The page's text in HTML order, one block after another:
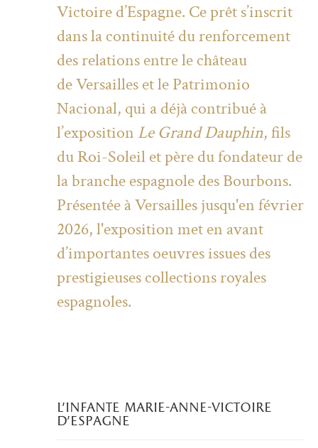
Victoire d’Espagne. Ce prêt s’inscrit
dans la continuité du renforcement
des relations entre le château
de Versailles et le Patrimonio
Nacional, qui a déjà contribué à
l’exposition Le Grand Dauphin, fils
du Roi-Soleil et père du fondateur de
la branche espagnole des Bourbons.
Présentée à Versailles jusqu'en février
2026, l'exposition met en avant
d’importantes oeuvres issues des
prestigieuses collections royales
espagnoles.
l'infante marie-anne-victoire
d'espagne